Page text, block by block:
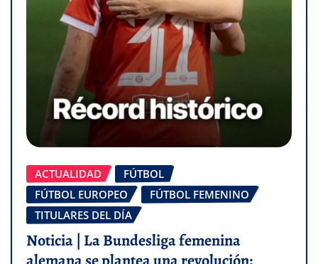
ACTUALIDAD
FÚTBOL
FÚTBOL EUROPEO
FÚTBOL FEMENINO
TITULARES DEL DÍA
Noticia | La Bundesliga femenina